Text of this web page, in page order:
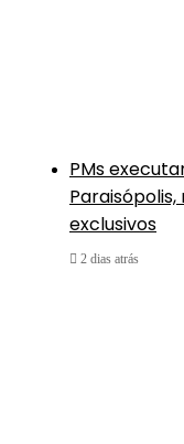
PMs
exclusivos
2 dias atrás